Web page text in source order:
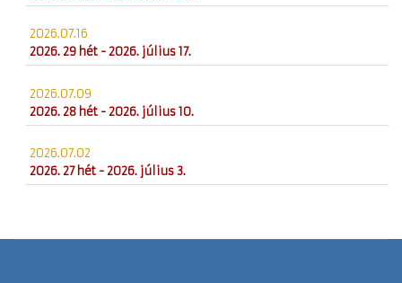
2026.07.16
2026. 29 hét - 2026. július 17.
2026.07.09
2026. 28 hét - 2026. július 10.
2026.07.02
2026. 27 hét - 2026. július 3.